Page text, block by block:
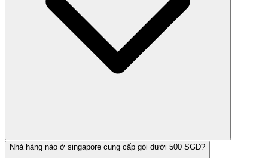
Nhà hàng nào ở singapore cung cấp gói dưới 500 SGD?